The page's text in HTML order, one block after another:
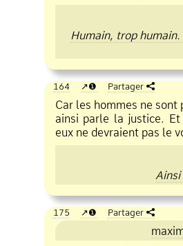
Humain, trop
164 ❶ Partager
Car les hommes ne sont
ainsi parle la justice.
eux ne devraient pas le
175 ❶ Partager